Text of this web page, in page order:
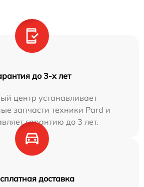
до 3-х лет
центр устанавливает
запчасти техники Pard и
гарантию до 3 лет.
доставка